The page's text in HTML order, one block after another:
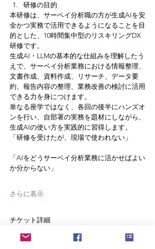
研修の目的
本研修は、サーベイ分析職の方が生成AIを安
全かつ実務で活用できるようになることを目
的とした、10時間集中型のリスキリングDX
研修です。
生成AI・LLMの基本的な仕組みを理解したう
えで、サーベイ分析業務における情報整理、
文書作成、資料作成、リサーチ、データ要
約、報告内容の整理、業務改善の検討に活用
できる力を身につけます。
単なる座学ではなく、各回の後半にハンズオ
ンを行い、自部署の実務を題材にしながら、
生成AIの使い方を実践的に習得します。
「研修を受けたが、現場で使われない」
「AIをどうサーベイ分析業務に活かせばよい
か分からない」
さらに表示
チケット詳細